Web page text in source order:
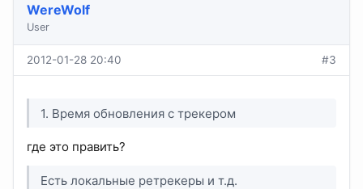
WereWolf
User
2012-01-28 20:40 #3
1. Время обновления с трекером
где это править?
Есть локальные ретрекеры и т.д.